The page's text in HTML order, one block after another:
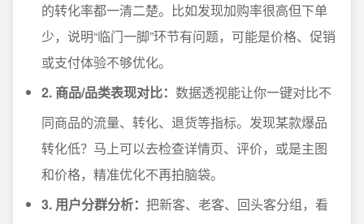
的转化率都一清二楚。比如发现加购率很高但下单
少，说明“临门一脚”环节有问题，可能是价格、促销
或支付体验不够优化。
2. 商品/品类表现对比： 数据透视能让你一键对比不
同商品的流量、转化、退货等指标。发现某款爆品
转化低？马上可以去检查详情页、评价，或是主图
和价格，精准优化不再拍脑袋。
3. 用户分群分析： 把新客、老客、回头客分组，看